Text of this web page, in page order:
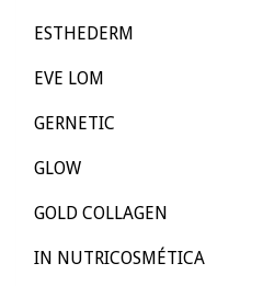
ESTHEDERM
EVE LOM
GERNETIC
GLOW
GOLD COLLAGEN
IN NUTRICOSMÉTICA